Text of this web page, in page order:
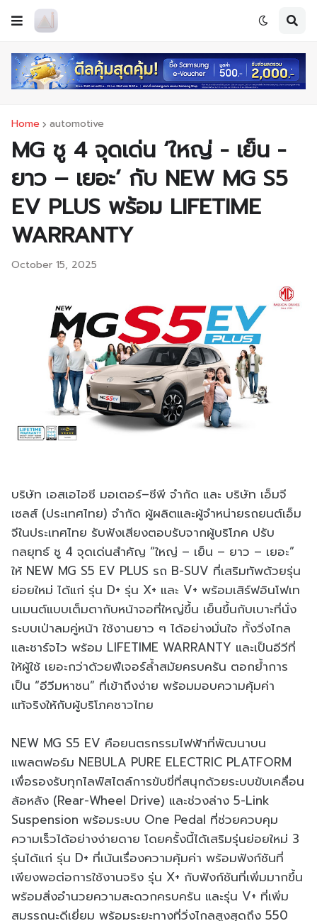
Home automotive
MG ชู 4 จุดเด่น ‘ใหญ่ - เย็น -
ยาว – เยอะ’ กับ NEW MG S5
EV PLUS พร้อม LIFETIME
WARRANTY
October 15, 2025
บริษัท เอสเอไอซี มอเตอร์–ซีพี จำกัด และ บริษัท เอ็มจี
เซลส์ (ประเทศไทย) จำกัด ผู้ผลิตและผู้จำหน่ายรถยนต์เอ็ม
จีในประเทศไทย รับฟังเสียงตอบรับจากผู้บริโภค ปรับ
กลยุทธ์ ชู 4 จุดเด่นสำคัญ “ใหญ่ – เย็น – ยาว – เยอะ”
ให้ NEW MG S5 EV PLUS รถ B-SUV ที่เสริมทัพด้วยรุ่น
ย่อยใหม่ ได้แก่ รุ่น D+ รุ่น X+ และ V+ พร้อมเสิร์ฟอินโฟเท
นเมนต์แบบเต็มตากับหน้าจอที่ใหญ่ขึ้น เย็นขึ้นกับเบาะที่นั่ง
ระบบเป่าลมคู่หน้า ใช้งานยาว ๆ ได้อย่างมั่นใจ ทั้งวิ่งไกล
และชาร์จไว พร้อม LIFETIME WARRANTY และเป็นอีวีที่
ให้ผู้ใช้ เยอะกว่าด้วยฟีเจอร์ล้ำสมัยครบครัน ตอกย้ำการ
เป็น “อีวีมหาชน” ที่เข้าถึงง่าย พร้อมมอบความคุ้มค่า
แท้จริงให้กับผู้บริโภคชาวไทย
NEW MG S5 EV คือยนตรกรรมไฟฟ้าที่พัฒนาบน
แพลตฟอร์ม NEBULA PURE ELECTRIC PLATFORM
เพื่อรองรับทุกไลฟ์สไตล์การขับขี่ที่สนุกด้วยระบบขับเคลื่อน
ล้อหลัง (Rear-Wheel Drive) และช่วงล่าง 5-Link
Suspension พร้อมระบบ One Pedal ที่ช่วยควบคุม
ความเร็วได้อย่างง่ายดาย โดยครั้งนี้ได้เสริมรุ่นย่อยใหม่ 3
รุ่นได้แก่ รุ่น D+ ที่เน้นเรื่องความคุ้มค่า พร้อมฟังก์ชันที่
เพียงพอต่อการใช้งานจริง รุ่น X+ กับฟังก์ชันที่เพิ่มมากขึ้น
พร้อมสิ่งอำนวยความสะดวกครบครัน และรุ่น V+ ที่เพิ่ม
สมรรถนะดีเยี่ยม พร้อมระยะทางที่วิ่งไกลสูงสุดถึง 550